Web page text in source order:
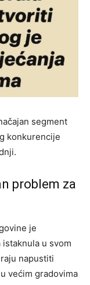
segment
konkurencije
problem za
je
u svom
napustiti
većim gradovima